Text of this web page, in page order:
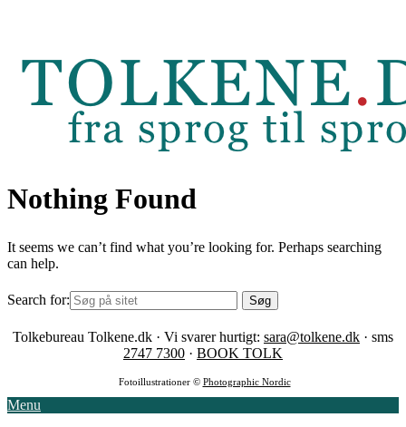
Nothing Found
It seems we can’t find what you’re looking for. Perhaps searching
can help.
Search for:
Tolkebureau Tolkene.dk · Vi svarer hurtigt: sara@tolkene.dk · sms
2747 7300 · BOOK TOLK
Fotoillustrationer © Photographic Nordic
Menu